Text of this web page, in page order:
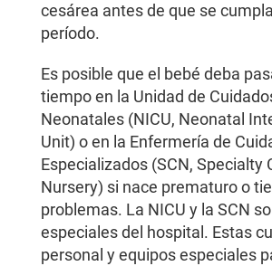
cesárea antes de que se
período.
Es posible que el bebé deba
tiempo en la Unidad de
Neonatales (NICU, Neonatal
Unit) o en la Enfermería de
Especializados (SCN, Specialty
Nursery) si nace prematuro o
problemas. La NICU y la SCN
especiales del hospital. Estas
personal y equipos especiales